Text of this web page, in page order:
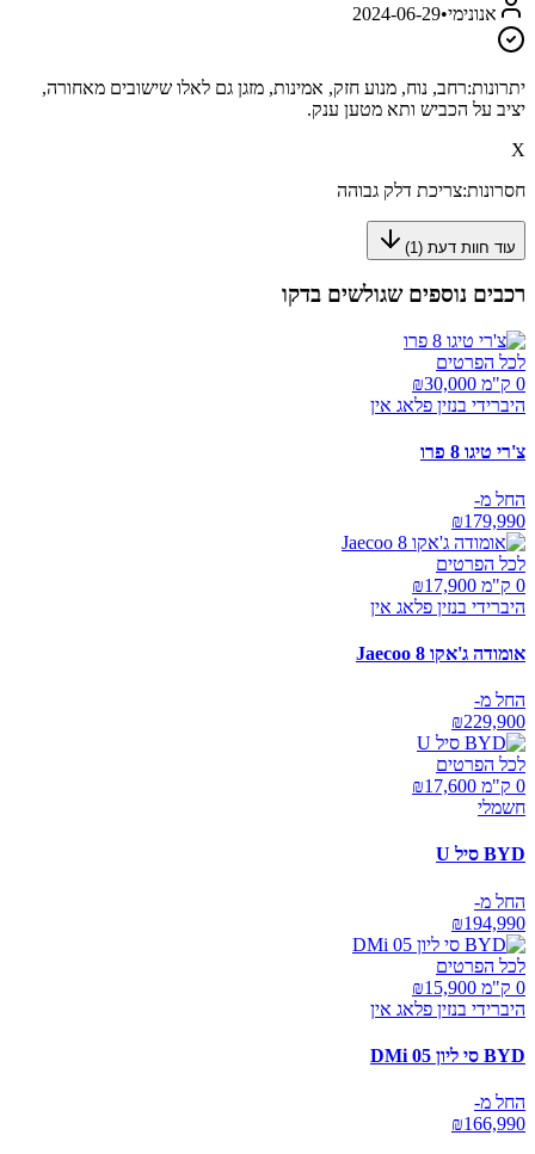
אנונימי•
2024-06-29
יתרונות:רחב, נוח, מנוע חזק, אמינות, מזגן גם לאלו שישובים מאחורה,
יציב על הכביש ותא מטען ענק.
X
חסרונות:צריכת דלק גבוהה
עוד חוות דעת (1
)
רכבים נוספים שגולשים בדקו
לכל הפרטים
0 ק"מ ₪
30,000
היברידי בנזין פלאג אין
צ'רי טיגו 8 פרו
החל מ-
₪179,990
לכל הפרטים
0 ק"מ ₪
17,900
היברידי בנזין פלאג אין
אומודה ג'אקו Jaecoo 8
החל מ-
₪229,900
לכל הפרטים
0 ק"מ ₪
17,600
חשמלי
BYD סיל U
החל מ-
₪194,990
לכל הפרטים
0 ק"מ ₪
15,900
היברידי בנזין פלאג אין
BYD סי ליון 05 DMi
החל מ-
₪166,990